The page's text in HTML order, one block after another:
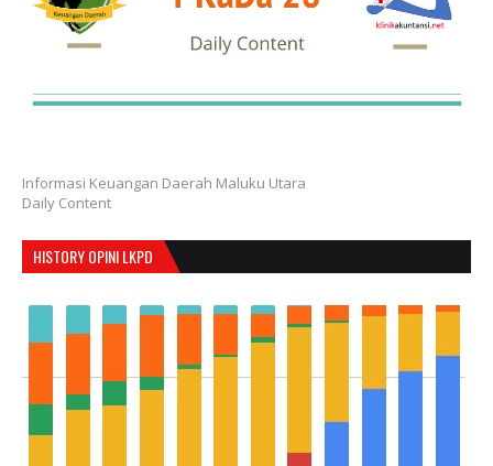
Informasi Keuangan Daerah Maluku Utara
Daily Content
HISTORY OPINI LKPD